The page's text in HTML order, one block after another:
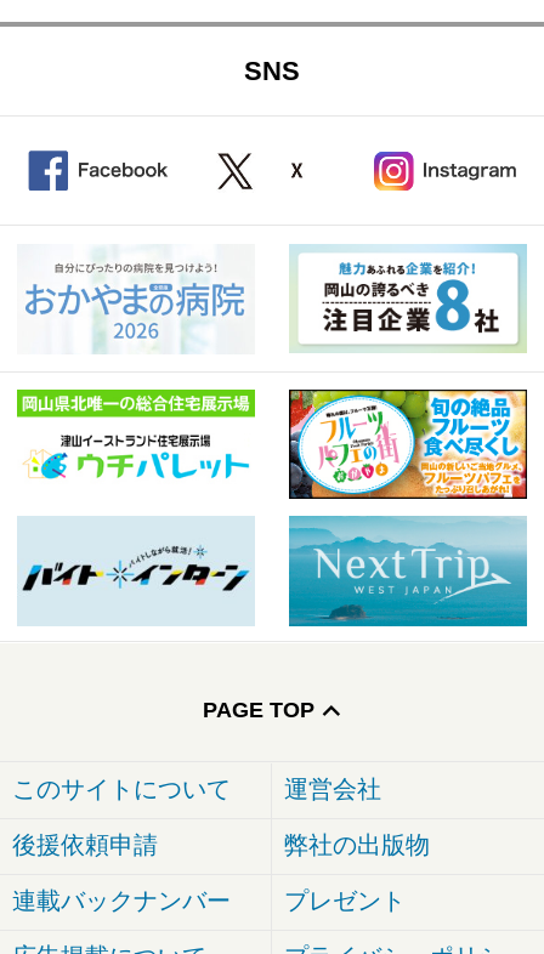
SNS
PAGE TOP
このサイトについて 運営会社
後援依頼申請 弊社の出版物
連載バックナンバー プレゼント